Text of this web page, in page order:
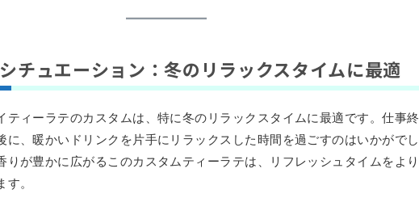
チュエーション：冬のリラックスタイムに最適
ティーラテのカスタムは、特に冬のリラックスタイムに最適です。仕事終
に、暖かいドリンクを片手にリラックスした時間を過ごすのはいかがでし
りが豊かに広がるこのカスタムティーラテは、リフレッシュタイムをより
。